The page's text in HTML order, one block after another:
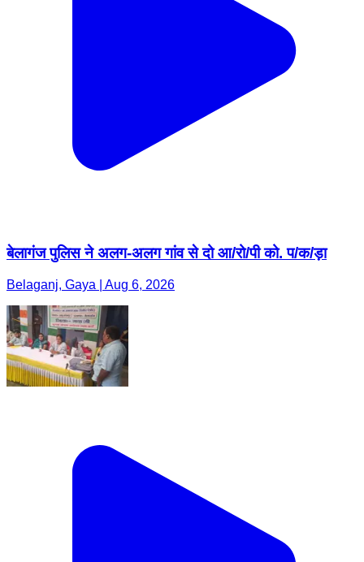
बेलागंज पुलिस ने अलग-अलग गांव से दो आ/रो/पी को. प/क/ड़ा
Belaganj, Gaya | Aug 6, 2026